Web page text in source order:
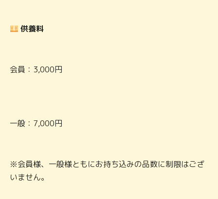
供養料
会員：3,000円
一般：7,000円
※会員様、一般様ともにお持ち込みの品数に制限はござ
いません。